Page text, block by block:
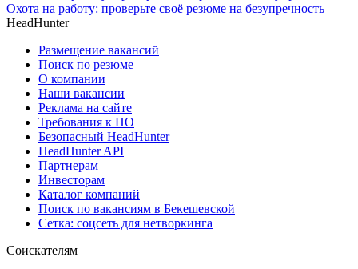
Охота на работу: проверьте своё резюме на безупречность
HeadHunter
Размещение вакансий
Поиск по резюме
О компании
Наши вакансии
Реклама на сайте
Требования к ПО
Безопасный HeadHunter
HeadHunter API
Партнерам
Инвесторам
Каталог компаний
Поиск по вакансиям в Бекешевской
Сетка: соцсеть для нетворкинга
Соискателям